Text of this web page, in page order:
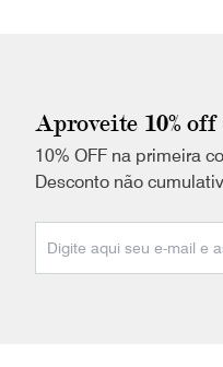
Aproveite 10%
10% OFF na primeira
Desconto não